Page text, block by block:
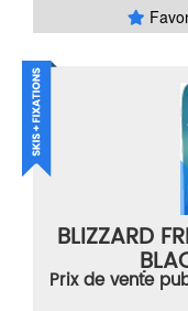
BLIZZARD
VERT/
Prix de vente